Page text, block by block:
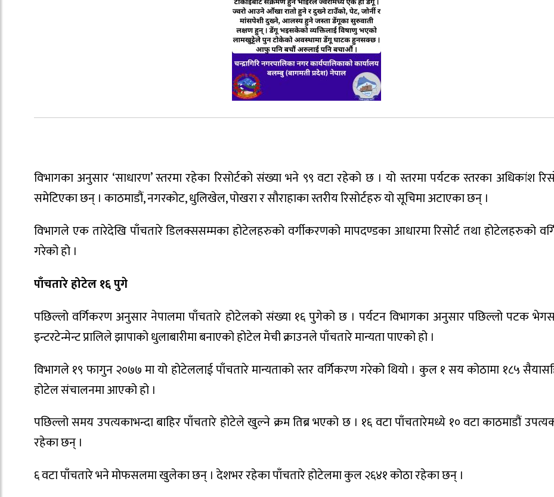
विभागका अनुसार ‘साधारण’ स्तरमा रहेका रिसोर्टको संख्या भने ९९ वटा रहेको छ । यो स्तरमा पर्यटक स्तरका अधिकांश
समेटिएका छन् । काठमाडौं, नगरकोट, धुलिखेल, पोखरा र सौराहाका स्तरीय रिसोर्टहरु यो सूचिमा अटाएका छन् ।
विभागले एक तारेदेखि पाँचतारे डिलक्ससम्मका होटेलहरुको वर्गीकरणको मापदण्डका आधारमा रिसोर्ट तथा होटेलहरुको
गरेको हो ।
पाँचतारे होटेल १६ पुगे
पछिल्लो वर्गिकरण अनुसार नेपालमा पाँचतारे होटेलको संख्या १६ पुगेको छ । पर्यटन विभागका अनुसार पछिल्लो पटक
इन्टरटेन्मेन्ट प्रालिले झापाको धुलाबारीमा बनाएको होटेल मेची क्राउनले पाँचतारे मान्यता पाएको हो ।
विभागले १९ फागुन २०७७ मा यो होटेललाई पाँचतारे मान्यताको स्तर वर्गिकरण गरेको थियो । कुल १ सय कोठामा १८५
होटेल संचालनमा आएको हो ।
पछिल्लो समय उपत्यकाभन्दा बाहिर पाँचतारे होटेले खुल्ने क्रम तिब्र भएको छ । १६ वटा पाँचतारेमध्ये १० वटा काठमाडौं
रहेका छन् ।
६ वटा पाँचतारे भने मोफसलमा खुलेका छन् । देशभर रहेका पाँचतारे होटेलमा कुल २६४१ कोठा रहेका छन् ।